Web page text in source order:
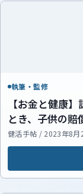
執筆・監修
【お金と健康
とき、子供の賠
健活手帖 / 2023年8月